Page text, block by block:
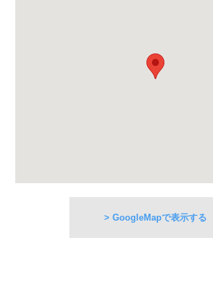
> GoogleMapで表示する